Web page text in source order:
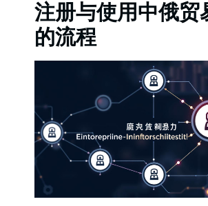
注册与使用中俄贸
的流程